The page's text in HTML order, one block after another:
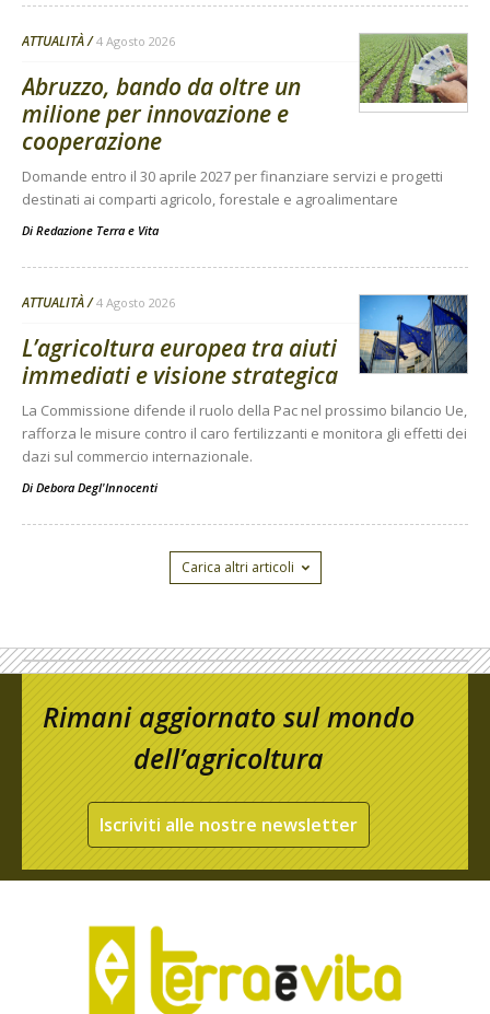
ATTUALITÀ 4 Agosto 2026
Abruzzo, bando da oltre un
milione per innovazione e
cooperazione
Domande entro il 30 aprile 2027 per finanziare servizi e progetti
destinati ai comparti agricolo, forestale e agroalimentare
Di Redazione Terra e Vita
ATTUALITÀ 4 Agosto 2026
L’agricoltura europea tra aiuti
immediati e visione strategica
La Commissione difende il ruolo della Pac nel prossimo bilancio Ue,
rafforza le misure contro il caro fertilizzanti e monitora gli effetti dei
dazi sul commercio internazionale.
Di Debora Degl'Innocenti
Carica altri articoli
Rimani aggiornato sul mondo
dell’agricoltura
Iscriviti alle nostre newsletter